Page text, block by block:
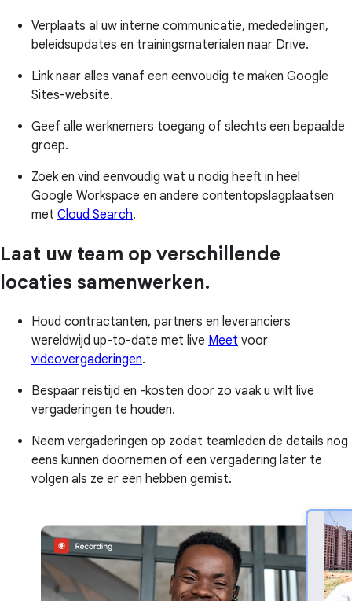
Verplaats al uw interne communicatie, mededelingen,
beleidsupdates en trainingsmaterialen naar Drive.
Link naar alles vanaf een eenvoudig te maken Google
Sites-website.
Geef alle werknemers toegang of slechts een bepaalde
groep.
Zoek en vind eenvoudig wat u nodig heeft in heel
Google Workspace en andere contentopslagplaatsen
met Cloud Search.
Laat uw team op verschillende
locaties samenwerken.
Houd contractanten, partners en leveranciers
wereldwijd up-to-date met live Meet voor
videovergaderingen.
Bespaar reistijd en -kosten door zo vaak u wilt live
vergaderingen te houden.
Neem vergaderingen op zodat teamleden de details nog
eens kunnen doornemen of een vergadering later te
volgen als ze er een hebben gemist.